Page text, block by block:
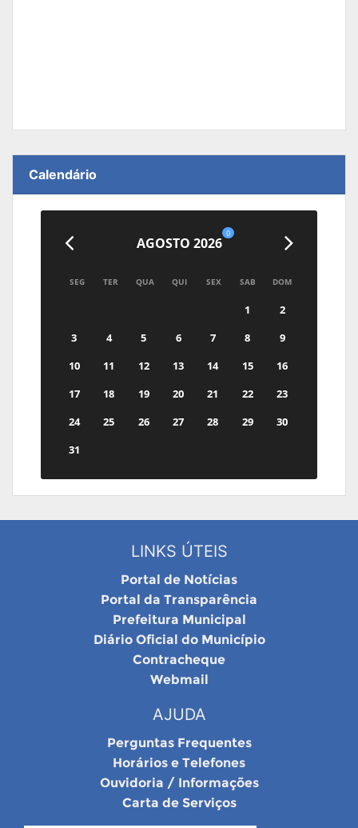
Calendário
AGOSTO 2026
0
SEG TER QUA QUI SEX SAB DOM
1
2
3
4 5 6 7 8
9
10
11 12 13 14 15
16
17
18 19 20 21 22
23
24
25 26 27 28 29
30
31
LINKS ÚTEIS
Portal de Notícias
Portal da Transparência
Prefeitura Municipal
Diário Oficial do Município
Contracheque
Webmail
AJUDA
Perguntas Frequentes
Horários e Telefones
Ouvidoria / Informações
Carta de Serviços